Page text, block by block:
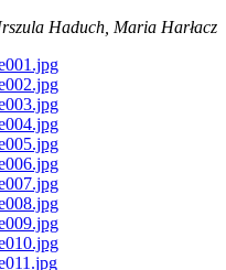
Haduch, Maria Harłacz